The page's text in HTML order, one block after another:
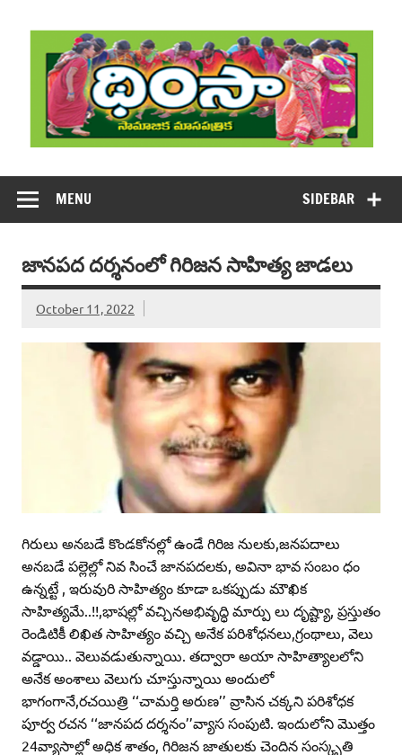
content
DHIMSA
SIDEBAR
MENU
జానపద దర్శనంలో గిరిజన సాహిత్య జాడలు
October 11, 2022
గిరులు అనబడే కొండకోనల్లో ఉండే గిరిజ నులకు,జనపదాలు
అనబడే పల్లెల్లో నివ సించే జానపదలకు, అవినా భావ సంబం ధం
ఉన్నట్టే , ఇరువురి సాహిత్యం కూడా ఒకప్పుడు మౌఖిక
సాహిత్యమే..!!,భాషల్లో వచ్చినఅభివృద్ధి మార్పు లు దృష్ట్యా, ప్రస్తుతం
రెండిటికీ లిఖిత సాహిత్యం వచ్చి అనేక పరిశోధనలు,గ్రంథాలు, వెలు
వడ్డాయి.. వెలువడుతున్నాయి. తద్వారా అయా సాహిత్యాలలోని
అనేక అంశాలు వెలుగు చూస్తున్నాయి అందులో
భాగంగానే,రచయిత్రి ‘‘చామర్తి అరుణ’’ వ్రాసిన చక్కని పరిశోధక
పూర్వ రచన ‘‘జానపద దర్శనం’’వ్యాస సంపుటి. ఇందులోని మొత్తం
24వ్యాసాల్లో అధిక శాతం, గిరిజన జాతులకు చెందిన సంస్కృతి